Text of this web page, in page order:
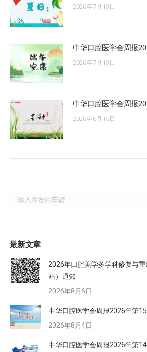
2026年7月13日
中华口腔医学会周报
2026年7月13日
中华口腔医学会周报
2026年6月15日
Search:
最新文章
2026年口腔美学多学科修复与
站）通知
2026年8月6日
中华口腔医学会周报2026年第
2026年8月4日
中华口腔医学会周报2026年第